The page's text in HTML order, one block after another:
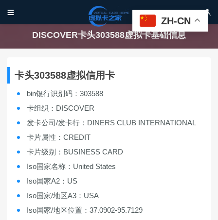
 
DISCOVER卡头303588虚拟卡基础信息
卡头303588虚拟信用卡
bin银行识别码：303588
卡组织：DISCOVER
发卡公司/发卡行：DINERS CLUB INTERNATIONAL
卡片属性：CREDIT
卡片级别：BUSINESS CARD
Iso国家名称：United States
Iso国家A2：US
Iso国家/地区A3：USA
Iso国家/地区位置：37.0902-95.7129
ZH-CN